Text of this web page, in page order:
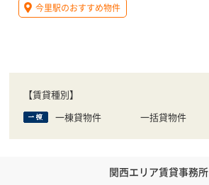
今里駅のおすすめ物件
【賃貸種別】
一棟貸物件
一括貸物件
関西エリア賃貸事務所